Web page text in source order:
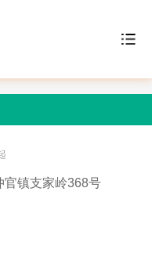
官镇支家岭368号